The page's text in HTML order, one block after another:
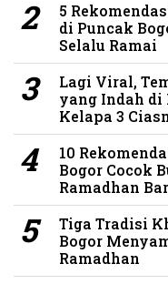
5
di Puncak
Selalu Ramai
Lagi Viral,
yang Indah di
Kelapa 3
10
Bogor Cocok
Ramadhan
Tiga Tradisi
Bogor
Ramadhan